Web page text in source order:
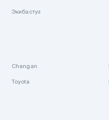
Экибастуз
Changan
Toyota